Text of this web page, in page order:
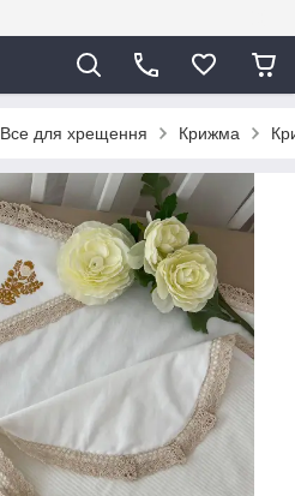
Все для хрещення Крижма